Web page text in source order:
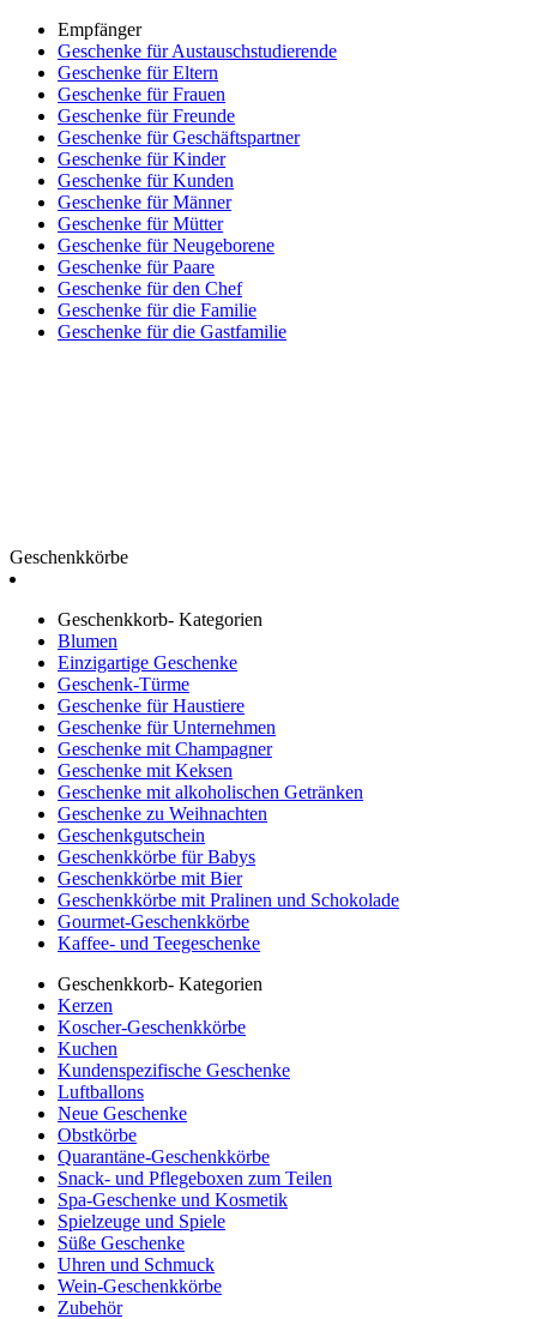
Empfänger
Geschenke für Austauschstudierende
Geschenke für Eltern
Geschenke für Frauen
Geschenke für Freunde
Geschenke für Geschäftspartner
Geschenke für Kinder
Geschenke für Kunden
Geschenke für Männer
Geschenke für Mütter
Geschenke für Neugeborene
Geschenke für Paare
Geschenke für den Chef
Geschenke für die Familie
Geschenke für die Gastfamilie
Geschenkkörbe
Geschenkkorb- Kategorien
Blumen
Einzigartige Geschenke
Geschenk-Türme
Geschenke für Haustiere
Geschenke für Unternehmen
Geschenke mit Champagner
Geschenke mit Keksen
Geschenke mit alkoholischen Getränken
Geschenke zu Weihnachten
Geschenkgutschein
Geschenkkörbe für Babys
Geschenkkörbe mit Bier
Geschenkkörbe mit Pralinen und Schokolade
Gourmet-Geschenkkörbe
Kaffee- und Teegeschenke
Geschenkkorb- Kategorien
Kerzen
Koscher-Geschenkkörbe
Kuchen
Kundenspezifische Geschenke
Luftballons
Neue Geschenke
Obstkörbe
Quarantäne-Geschenkkörbe
Snack- und Pflegeboxen zum Teilen
Spa-Geschenke und Kosmetik
Spielzeuge und Spiele
Süße Geschenke
Uhren und Schmuck
Wein-Geschenkkörbe
Zubehör